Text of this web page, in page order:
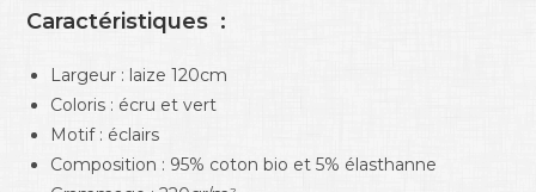
Caractéristiques :
Largeur : laize 120cm
Coloris : écru et vert
Motif : éclairs
Composition : 95% coton bio et 5% élasthanne